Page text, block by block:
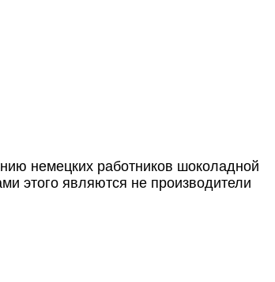
немецких работников шоколадной
этого являются не производители